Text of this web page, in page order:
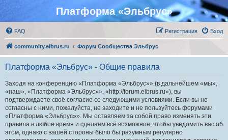
Платформа «Эльбрус»
FAQ Вход
Регистрация
community.elbrus.ru Форум Сообщества Эльбрус
Платформа «Эльбрус» - Общие правила
Заходя на конференцию «Платформа «Эльбрус»» (в дальнейшем «мы»,
«наш», «Платформа «Эльбрус»», «http://forum.elbrus.ru»), вы
подтверждаете своё согласие со следующими условиями. Если вы не
согласны с ними, пожалуйста, не заходите и не пользуйтесь форумами
«Платформа «Эльбрус»». Мы оставляем за собой право изменять эти
правила в любое время и сделаем всё возможное, чтобы уведомить вас об
этом, однако с вашей стороны было бы разумным регулярно